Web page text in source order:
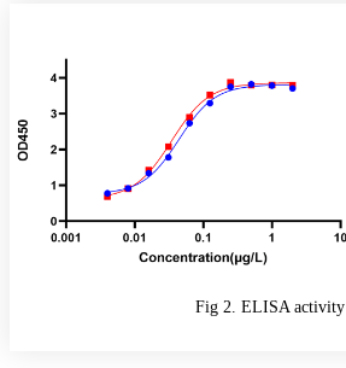
Fig 2. ELISA activity